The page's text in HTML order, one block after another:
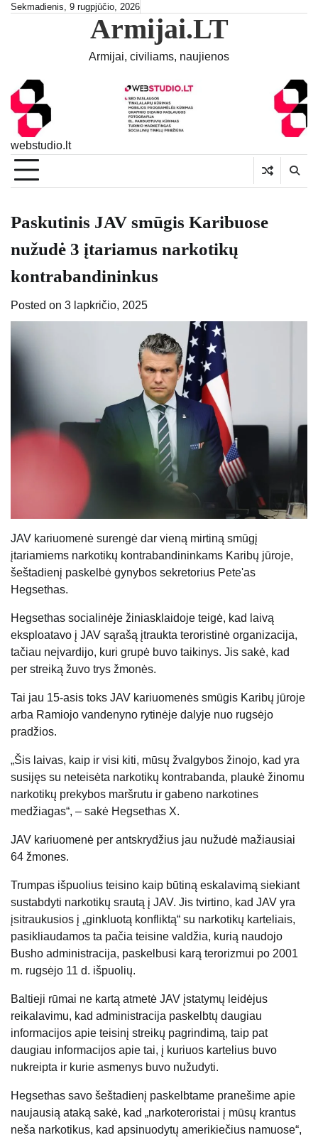
SkipSekmadienis, 9 rugpjūčio, 2026
Armijai.LT
Armijai, civiliams, naujienos
webstudio.lt
Paskutinis JAV smūgis Karibuose
nužudė 3 įtariamus narkotikų
kontrabandininkus
Posted on 3 lapkričio, 2025
JAV kariuomenė surengė dar vieną mirtiną smūgį
įtariamiems narkotikų kontrabandininkams Karibų jūroje,
šeštadienį paskelbė gynybos sekretorius Pete'as
Hegsethas.
Hegsethas socialinėje žiniasklaidoje teigė, kad laivą
eksploatavo į JAV sąrašą įtraukta teroristinė organizacija,
tačiau neįvardijo, kuri grupė buvo taikinys. Jis sakė, kad
per streiką žuvo trys žmonės.
Tai jau 15-asis toks JAV kariuomenės smūgis Karibų jūroje
arba Ramiojo vandenyno rytinėje dalyje nuo rugsėjo
pradžios.
„Šis laivas, kaip ir visi kiti, mūsų žvalgybos žinojo, kad yra
susijęs su neteisėta narkotikų kontrabanda, plaukė žinomu
narkotikų prekybos maršrutu ir gabeno narkotines
medžiagas“, – sakė Hegsethas X.
JAV kariuomenė per antskrydžius jau nužudė mažiausiai
64 žmones.
Trumpas išpuolius teisino kaip būtiną eskalavimą siekiant
sustabdyti narkotikų srautą į JAV. Jis tvirtino, kad JAV yra
įsitraukusios į „ginkluotą konfliktą“ su narkotikų karteliais,
pasikliaudamos ta pačia teisine valdžia, kurią naudojo
Busho administracija, paskelbusi karą terorizmui po 2001
m. rugsėjo 11 d. išpuolių.
Baltieji rūmai ne kartą atmetė JAV įstatymų leidėjus
reikalavimu, kad administracija paskelbtų daugiau
informacijos apie teisinį streikų pagrindimą, taip pat
daugiau informacijos apie tai, į kuriuos kartelius buvo
nukreipta ir kurie asmenys buvo nužudyti.
Hegsethas savo šeštadienį paskelbtame pranešime apie
naujausią ataką sakė, kad „narkoteroristai į mūsų krantus
neša narkotikus, kad apsinuodytų amerikiečius namuose“,